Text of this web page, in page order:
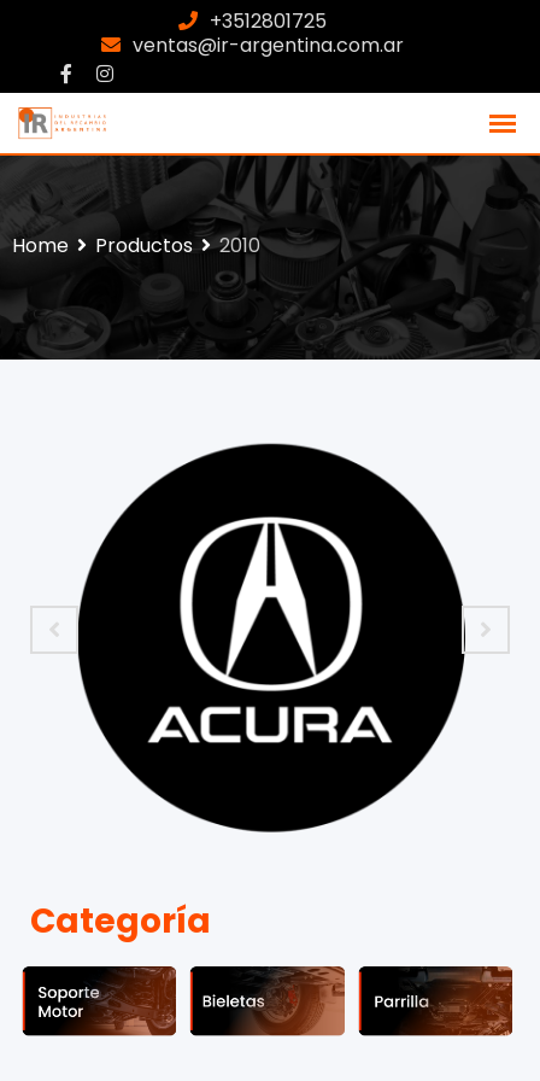
+3512801725
ventas@ir-argentina.com.ar
Home Productos 2010
Categoría